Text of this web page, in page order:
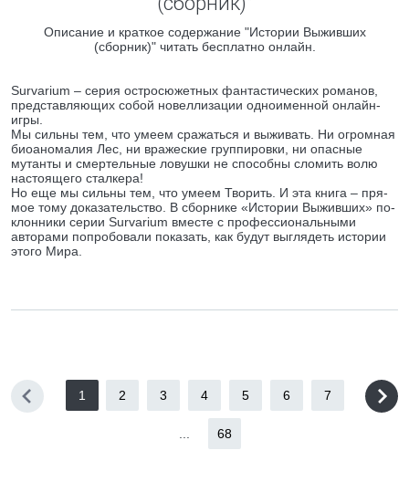
Описание и краткое содержание "Истории Выживших
(сборник)" читать бесплатно онлайн.
Survarium – серия остросюжетных фантастических романов,
представляющих собой новеллизации одноименной онлайн-
игры.
Мы сильны тем, что умеем сражаться и выживать. Ни огромная
биоаномалия Лес, ни вражеские группировки, ни опасные
мутанты и смертельные ловушки не способны сломить волю
настоящего сталкера!
Но еще мы сильны тем, что умеем Творить. И эта книга – пря-
мое тому доказательство. В сборнике «Истории Выживших» по-
клонники серии Survarium вместе с профессиональными
авторами попробовали показать, как будут выглядеть истории
этого Мира.
1 2 3 4 5 6 7
68